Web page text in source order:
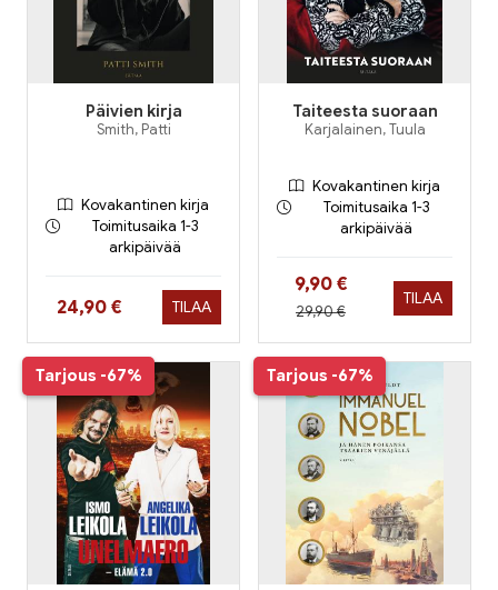
Päivien kirja
Smith, Patti
Kovakantinen kirja
Toimitusaika 1-3
arkipäivää
Hinta nyt
24,90 € TILAA
Taiteesta suoraan
Karjalainen, Tuula
Kovakantinen kirja
Toimitusaika 1-3
arkipäivää
Hinta nyt
9,90 €
Hinta aiemmin
29,90 €
TILAA
Tarjous -67% Tarjous -67%